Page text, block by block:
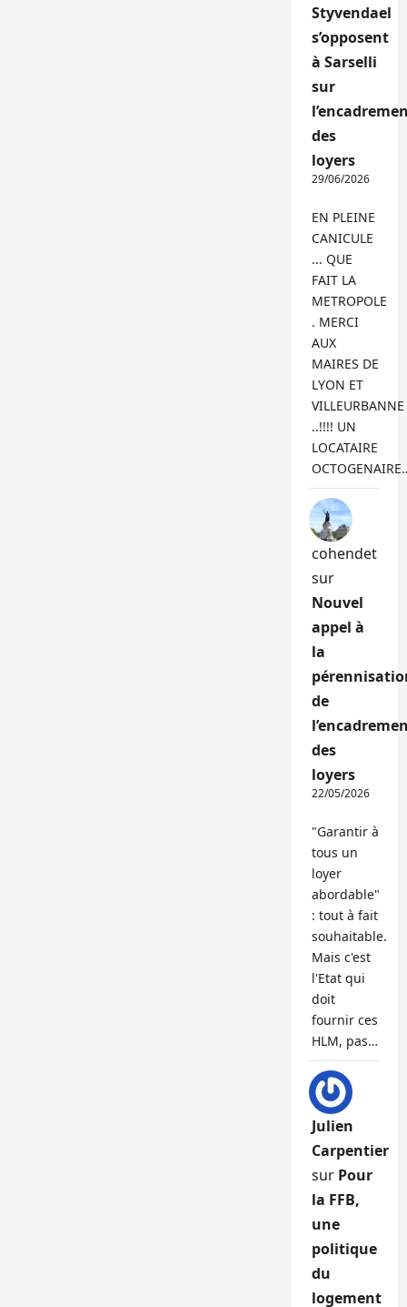
Styvendael
s’opposent
à Sarselli
sur
des
loyers
29/06/2026
EN PLEINE
CANICULE
... QUE
FAIT LA
METROPOLE
. MERCI
AUX
MAIRES DE
LYON ET
VILLEURBANNE
..!!!! UN
LOCATAIRE
cohendet
sur
Nouvel
appel à
la
de
des
loyers
22/05/2026
"Garantir à
tous un
loyer
abordable"
: tout à fait
souhaitable.
Mais c'est
l'Etat qui
doit
fournir ces
HLM, pas…
Julien
Carpentier
sur Pour
la FFB,
une
politique
du
logement